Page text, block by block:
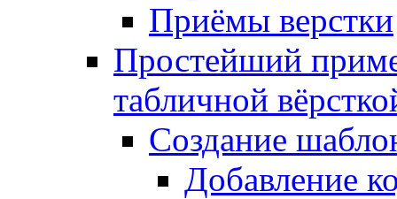
Приёмы верстки
Простейший
табличной
Создание
Добавление